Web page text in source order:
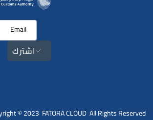
اشترك
© 2023 FATORA CLOUD All Rights Reserved.